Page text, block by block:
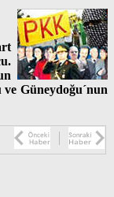
ve Güneydoğu´nun